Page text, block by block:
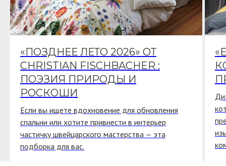
«ПОЗДНЕЕ ЛЕТО 2026» ОТ
CHRISTIAN FISCHBACHER :
ПОЭЗИЯ ПРИРОДЫ И
РОСКОШИ
Если вы ищете вдохновение для обновления
спальни или хотите привнести в интерьер
частичку швейцарского мастерства — эта
подборка для вас.